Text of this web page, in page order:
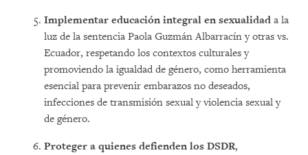
Implementar educación integral en sexualidad a la
luz de la sentencia Paola Guzmán Albarracín y otras vs.
Ecuador, respetando los contextos culturales y
promoviendo la igualdad de género, como herramienta
esencial para prevenir embarazos no deseados,
infecciones de transmisión sexual y violencia sexual y
de género.
Proteger a quienes defienden los DSDR,